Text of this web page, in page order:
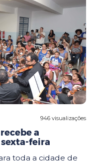
946 visualizações
a
feira
toda a cidade de